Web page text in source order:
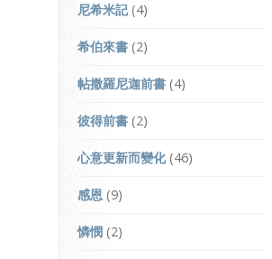
尼希米記(4)
希伯來書 (2)
帖撒羅尼迦前書 (4)
彼得前書 (2)
心意更新而變化(46)
感恩 (9)
憐憫 (2)